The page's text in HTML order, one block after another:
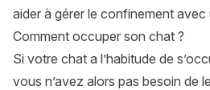
aider à gérer le confinement avec
Comment occuper son chat ?
Si votre chat a l’habitude de
vous n’avez alors pas besoin de